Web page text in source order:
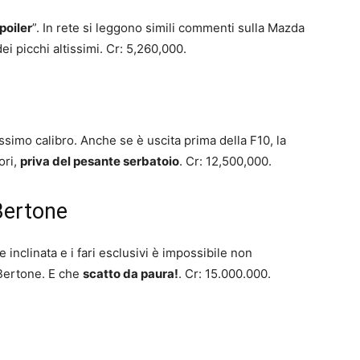
”. In rete si leggono simili commenti sulla Mazda
picchi altissimi. Cr: 5,260,000.
calibro. Anche se è uscita prima della F10, la
priva del pesante serbatoio. Cr: 12,500,000.
inclinata e i fari esclusivi è impossibile non
E che scatto da paura!. Cr: 15.000.000.